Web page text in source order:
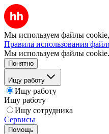
Мы используем файлы cookie,
Правила использования
Мы используем файлы cookie.
Понятно
Ищу работу
Ищу работу
Ищу работу
Ищу сотрудника
Сервисы
Помощь